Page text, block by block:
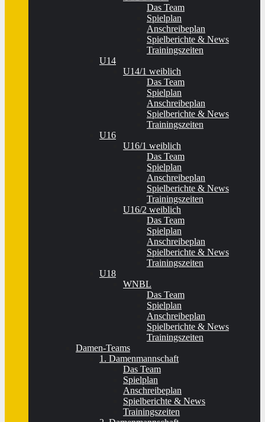
Das Team
Spielplan
Anschreibeplan
Spielberichte & News
Trainingszeiten
U14
U14/1 weiblich
Das Team
Spielplan
Anschreibeplan
Spielberichte & News
Trainingszeiten
U16
U16/1 weiblich
Das Team
Spielplan
Anschreibeplan
Spielberichte & News
Trainingszeiten
U16/2 weiblich
Das Team
Spielplan
Anschreibeplan
Spielberichte & News
Trainingszeiten
U18
WNBL
Das Team
Spielplan
Anschreibeplan
Spielberichte & News
Trainingszeiten
Damen-Teams
1. Damenmannschaft
Das Team
Spielplan
Anschreibeplan
Spielberichte & News
Trainingszeiten